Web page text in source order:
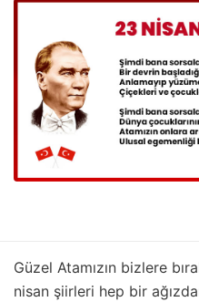
Güzel Atamızın bizlere
nisan şiirleri hep bir